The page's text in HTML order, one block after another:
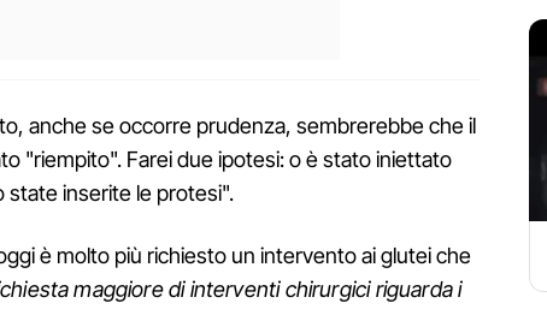
anche se occorre prudenza, sembrerebbe che il
"riempito". Farei due ipotesi: o è stato iniettato
state inserite le protesi".
è molto più richiesto un intervento ai glutei che
maggiore di interventi chirurgici riguarda i